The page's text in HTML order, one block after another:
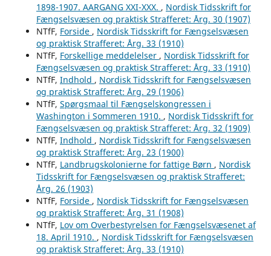
1898-1907. AARGANG XXI-XXX. , Nordisk Tidsskrift for
Fængselsvæsen og praktisk Strafferet: Årg. 30 (1907)
NTfF, Forside , Nordisk Tidsskrift for Fængselsvæsen
og praktisk Strafferet: Årg. 33 (1910)
NTfF, Forskellige meddelelser , Nordisk Tidsskrift for
Fængselsvæsen og praktisk Strafferet: Årg. 33 (1910)
NTfF, Indhold , Nordisk Tidsskrift for Fængselsvæsen
og praktisk Strafferet: Årg. 29 (1906)
NTfF, Spørgsmaal til Fængselskongressen i
Washington i Sommeren 1910. , Nordisk Tidsskrift for
Fængselsvæsen og praktisk Strafferet: Årg. 32 (1909)
NTfF, Indhold , Nordisk Tidsskrift for Fængselsvæsen
og praktisk Strafferet: Årg. 23 (1900)
NTfF, Landbrugskolonierne for fattige Børn , Nordisk
Tidsskrift for Fængselsvæsen og praktisk Strafferet:
Årg. 26 (1903)
NTfF, Forside , Nordisk Tidsskrift for Fængselsvæsen
og praktisk Strafferet: Årg. 31 (1908)
NTfF, Lov om Overbestyrelsen for Fængselsvæsenet af
18. April 1910. , Nordisk Tidsskrift for Fængselsvæsen
og praktisk Strafferet: Årg. 33 (1910)